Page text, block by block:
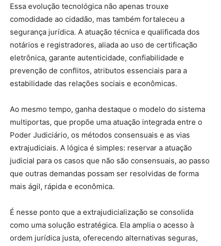
Essa evolução tecnológica não apenas trouxe
comodidade ao cidadão, mas também fortaleceu a
segurança jurídica. A atuação técnica e qualificada dos
notários e registradores, aliada ao uso de certificação
eletrônica, garante autenticidade, confiabilidade e
prevenção de conflitos, atributos essenciais para a
estabilidade das relações sociais e econômicas.
Ao mesmo tempo, ganha destaque o modelo do sistema
multiportas, que propõe uma atuação integrada entre o
Poder Judiciário, os métodos consensuais e as vias
extrajudiciais. A lógica é simples: reservar a atuação
judicial para os casos que não são consensuais, ao passo
que outras demandas possam ser resolvidas de forma
mais ágil, rápida e econômica.
É nesse ponto que a extrajudicialização se consolida
como uma solução estratégica. Ela amplia o acesso à
ordem jurídica justa, oferecendo alternativas seguras,